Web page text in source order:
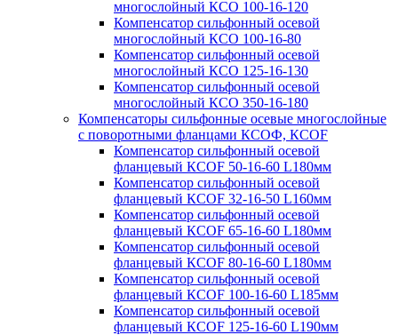
многослойный КСО 100-16-120
Компенсатор сильфонный осевой
многослойный КСО 100-16-80
Компенсатор сильфонный осевой
многослойный КСО 125-16-130
Компенсатор сильфонный осевой
многослойный КСО 350-16-180
Компенсаторы сильфонные осевые многослойные
с поворотными фланцами КСОФ, КСОF
Компенсатор сильфонный осевой
фланцевый КСОF 50-16-60 L180мм
Компенсатор сильфонный осевой
фланцевый КСОF 32-16-50 L160мм
Компенсатор сильфонный осевой
фланцевый КСОF 65-16-60 L180мм
Компенсатор сильфонный осевой
фланцевый КСОF 80-16-60 L180мм
Компенсатор сильфонный осевой
фланцевый КСОF 100-16-60 L185мм
Компенсатор сильфонный осевой
фланцевый КСОF 125-16-60 L190мм